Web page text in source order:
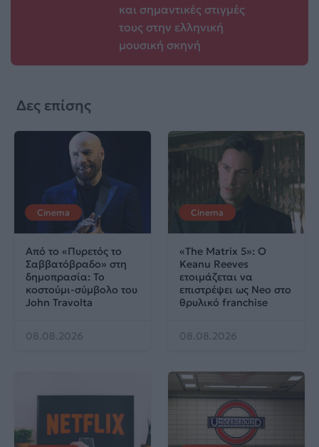
και σημαντικές στιγμές
τους στην ελληνική
μουσική σκηνή
Δες επίσης
Cinema
Από το «Πυρετός το
Σαββατόβραδο» στη
δημοπρασία: Το
κοστούμι-σύμβολο του
John Travolta
08.08.2026
Cinema
«The Matrix 5»: Ο
Keanu Reeves
ετοιμάζεται να
επιστρέψει ως Neo στο
θρυλικό franchise
08.08.2026